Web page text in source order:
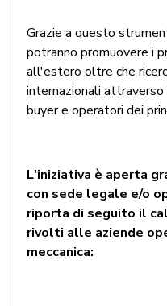
Grazie a questo
potranno promuovere i
all'estero oltre che
internazionali attraverso
buyer e operatori dei
L'iniziativa è aperta
con sede legale e/o
riporta di seguito il
rivolti alle aziende
meccanica: